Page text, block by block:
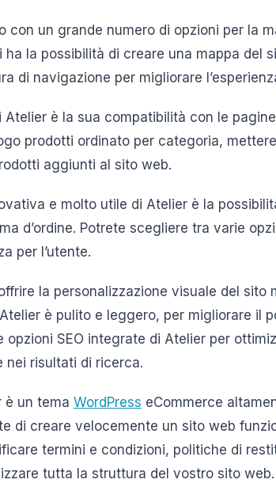
con un grande numero di opzioni per la
la possibilità di creare una mappa del
di navigazione per migliorare
Atelier è la sua compatibilità con le
prodotti ordinato per categoria,
aggiunti al sito web.
e molto utile di Atelier è la
d’ordine. Potrete scegliere tra varie
per l’utente.
la personalizzazione visuale del sito
è pulito e leggero, per migliorare il
opzioni SEO integrate di Atelier per
nei risultati di ricerca.
è un tema WordPress eCommerce
di creare velocemente un sito web
termini e condizioni, politiche di
tutta la struttura del vostro sito